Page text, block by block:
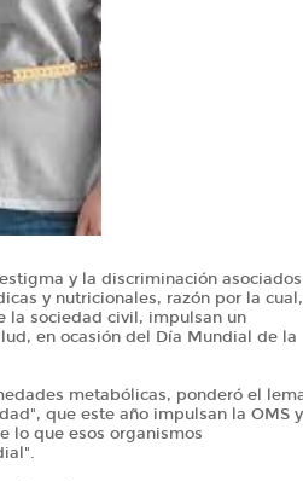
y la discriminación asociados
y nutricionales, razón por la cual,
la sociedad civil, impulsan un
en ocasión del Día Mundial de la
metabólicas, ponderó el
que este año impulsan la OMS y
lo que esos organismos